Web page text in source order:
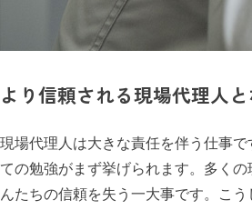
より信頼される現場代理人
現場代理人は大きな責任を伴う仕事
ての勉強がまず挙げられます。多く
んたちの信頼を失う一大事です。こ